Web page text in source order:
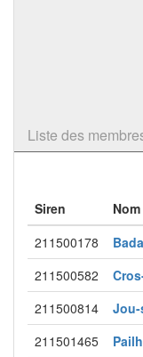
Liste des
Siren
211500178
211500582
211500814
211501465